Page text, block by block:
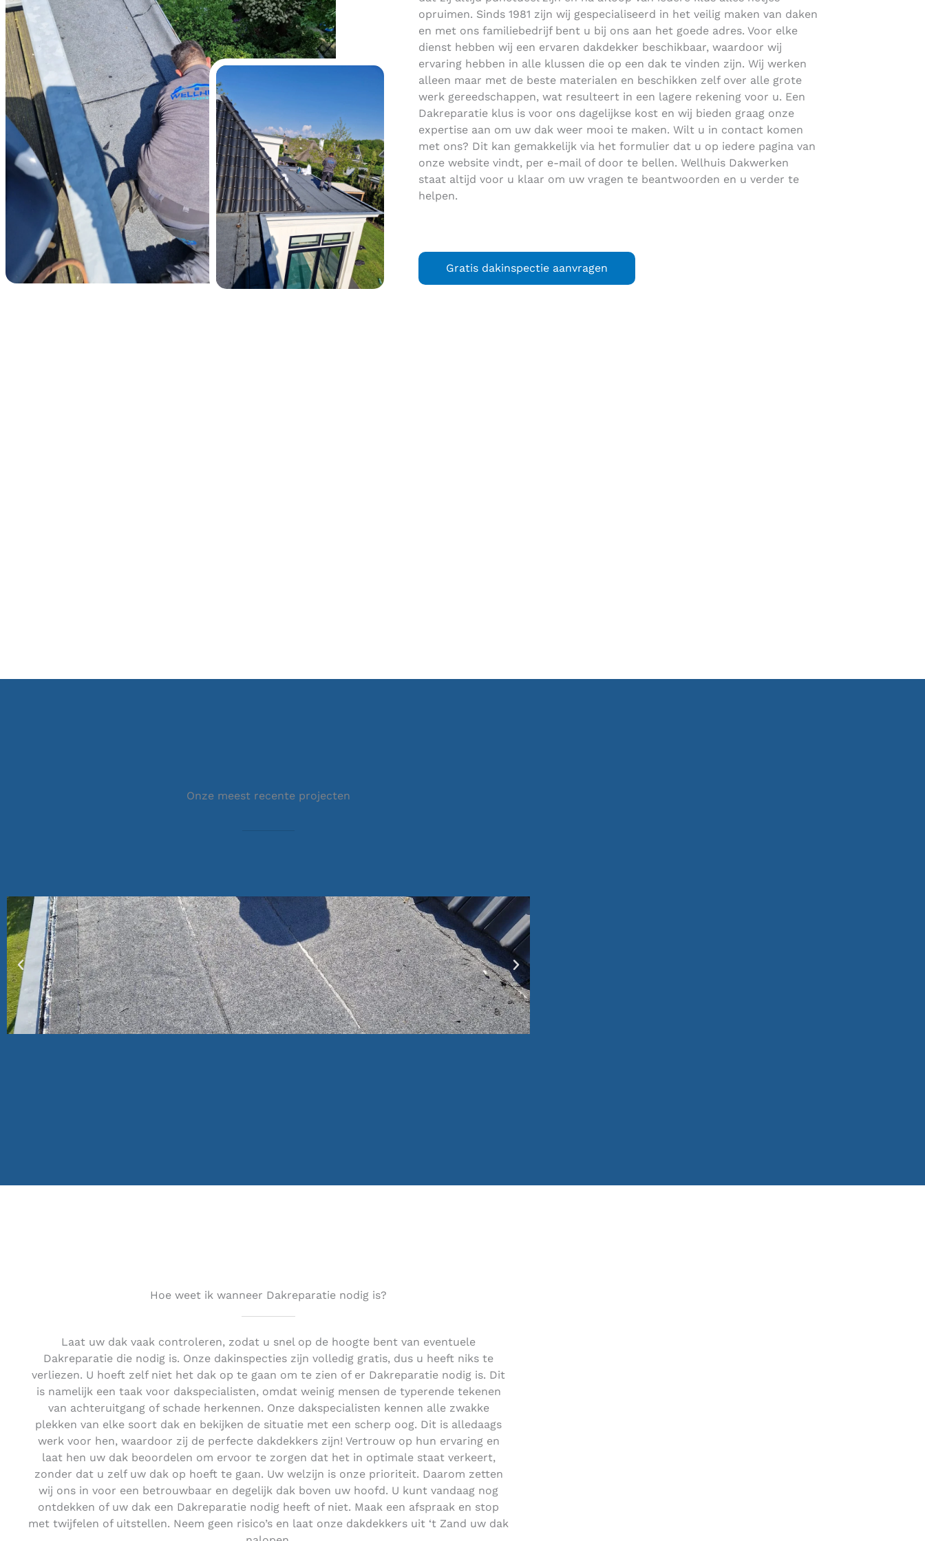
opruimen. Sinds 1981 zijn wij gespecialiseerd in het veilig maken van daken
en met ons familiebedrijf bent u bij ons aan het goede adres. Voor elke
dienst hebben wij een ervaren dakdekker beschikbaar, waardoor wij
ervaring hebben in alle klussen die op een dak te vinden zijn. Wij werken
alleen maar met de beste materialen en beschikken zelf over alle grote
werk gereedschappen, wat resulteert in een lagere rekening voor u. Een
Dakreparatie klus is voor ons dagelijkse kost en wij bieden graag onze
expertise aan om uw dak weer mooi te maken. Wilt u in contact komen
met ons? Dit kan gemakkelijk via het formulier dat u op iedere pagina van
onze website vindt, per e-mail of door te bellen. Wellhuis Dakwerken
staat altijd voor u klaar om uw vragen te beantwoorden en u verder te
helpen.
Gratis dakinspectie aanvragen
Onze meest recente projecten
Hoe weet ik wanneer Dakreparatie nodig is?
Laat uw dak vaak controleren, zodat u snel op de hoogte bent van eventuele
Dakreparatie die nodig is. Onze dakinspecties zijn volledig gratis, dus u heeft niks te
verliezen. U hoeft zelf niet het dak op te gaan om te zien of er Dakreparatie nodig is. Dit
is namelijk een taak voor dakspecialisten, omdat weinig mensen de typerende tekenen
van achteruitgang of schade herkennen. Onze dakspecialisten kennen alle zwakke
plekken van elke soort dak en bekijken de situatie met een scherp oog. Dit is alledaags
werk voor hen, waardoor zij de perfecte dakdekkers zijn! Vertrouw op hun ervaring en
laat hen uw dak beoordelen om ervoor te zorgen dat het in optimale staat verkeert,
zonder dat u zelf uw dak op hoeft te gaan. Uw welzijn is onze prioriteit. Daarom zetten
wij ons in voor een betrouwbaar en degelijk dak boven uw hoofd. U kunt vandaag nog
ontdekken of uw dak een Dakreparatie nodig heeft of niet. Maak een afspraak en stop
met twijfelen of uitstellen. Neem geen risico’s en laat onze dakdekkers uit ‘t Zand uw dak